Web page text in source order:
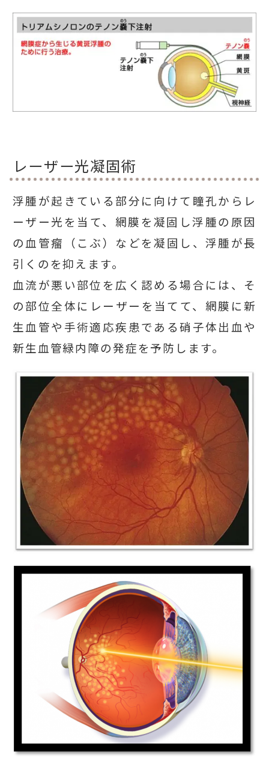
レーザー光凝固術
浮腫が起きている部分に向けて瞳孔からレ
ーザー光を当て、網膜を凝固し浮腫の原因
の血管瘤（こぶ）などを凝固し、浮腫が長
引くのを抑えます。
血流が悪い部位を広く認める場合には、そ
の部位全体にレーザーを当てて、網膜に新
生血管や手術適応疾患である硝子体出血や
新生血管緑内障の発症を予防します。